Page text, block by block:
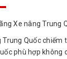
Xe nâng Trung
Trung Quốc
phù hợp không